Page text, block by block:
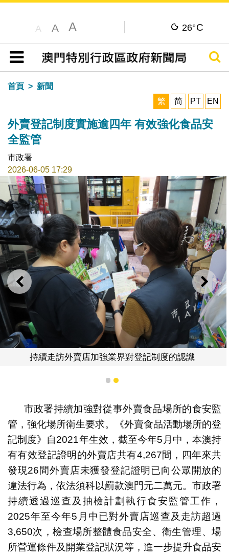
A A A 26°C
目錄
搜尋
首頁
新聞
繁
简 PT EN
外賣登記制度實施逾四年 有效強化食品安
全監管
市政署
2026-06-05 17:29
上一則 下一
持續走訪外賣店加強業界對登記制度的認識
1 2
市政署持續加強對從事外賣食品場所的食安監
管，強化場所衛生要求。《外賣食品活動場所的登
記制度》自2021年生效，截至今年5月中，本澳持
有有效登記證明的外賣店共有4,267間，四年來共
發現26間外賣店未獲發登記證明已向公眾開放的
違法行為，依法須科以罰款澳門元二萬元。市政署
持續透過巡查及抽檢計劃執行食安監管工作，
2025年至今年5月中已對外賣店巡查及走訪超過
3,650次，檢查場所整體食品安全、衛生管理、場
所營運條件及開業登記狀況等，進一步提升食品安